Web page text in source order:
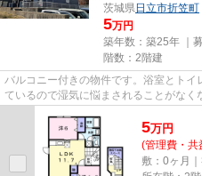
茨城県 日立市折笠町
5万円
築年数：築25年 ｜
階数：2階建
バルコニー付きの物件です。浴室とト
ているので湿気に悩まされることがなく
フォンを設置し、セキュリテ...
5万円
(管理費・共
敷：0ヶ月